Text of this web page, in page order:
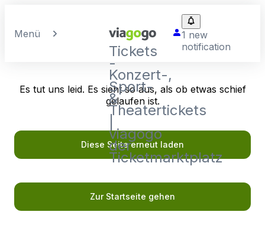
Menü
Tickets
-
Konzert-,
Sport-
&
Theatertickets
viagogo
der
Ticketmarktplatz
1 new
notification
Es tut uns leid. Es sieht so aus, als ob etwas schief
gelaufen ist.
Diese Seite erneut laden
Zur Startseite gehen